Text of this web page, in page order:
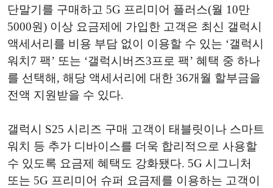
단말기를 구매하고 5G 프리미어 플러스(월 10만
5000원) 이상 요금제에 가입한 고객은 최신 갤럭시
액세서리를 비용 부담 없이 이용할 수 있는 ‘갤럭시
워치7 팩’ 또는 ‘갤럭시버즈3프로 팩’ 혜택 중 하나
를 선택해, 해당 액세서리에 대한 36개월 할부금을
전액 지원받을 수 있다.
갤럭시 S25 시리즈 구매 고객이 태블릿이나 스마트
워치 등 추가 디바이스를 더욱 합리적으로 사용할
수 있도록 요금제 혜택도 강화됐다. 5G 시그니처
또는 5G 프리미어 슈퍼 요금제를 이용하는 고객이